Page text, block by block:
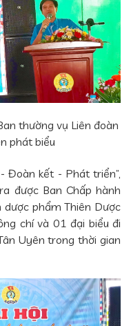
thường vụ Liên đoàn
phát biểu
Đoàn kết - Phát triển”,
được Ban Chấp hành
phẩm Thiên Dược
chí và 01 đại biểu đi
Uyên trong thời gian